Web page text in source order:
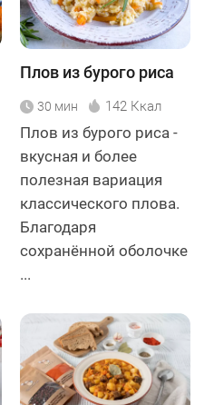
Плов из бурого риса
30 мин 142 Ккал
Плов из бурого риса -
вкусная и более
полезная вариация
классического плова.
Благодаря
сохранённой оболочке
...